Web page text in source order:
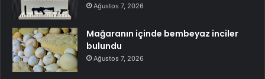
Ağustos 7, 2026
Mağaranın içinde bembeyaz inciler
bulundu
Ağustos 7, 2026